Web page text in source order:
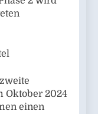
Oktober 2024
einen